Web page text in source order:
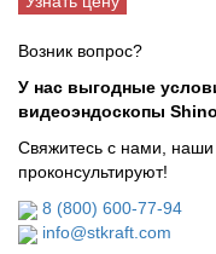
Возник вопрос?
У нас выгодные
видеоэндоскопы
Свяжитесь с нами,
проконсультируют!
8 (800) 600-77-94
info@stkraft.com